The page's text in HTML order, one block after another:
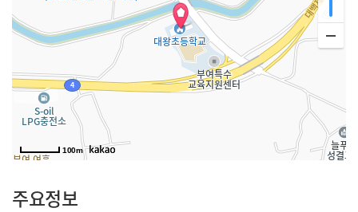
100m
주요정보